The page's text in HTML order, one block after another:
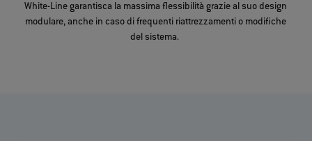
White-Line garantisca la massima flessibilità grazie al suo design
modulare, anche in caso di frequenti riattrezzamenti o modifiche
del sistema.